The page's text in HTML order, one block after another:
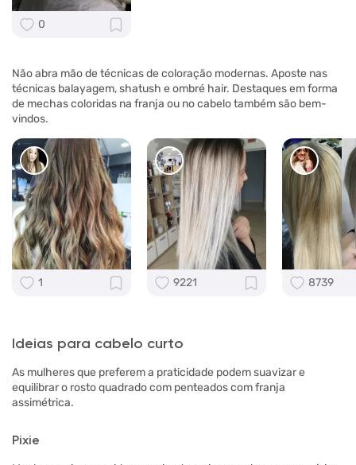
0
Não abra mão de técnicas de coloração modernas. Aposte nas
técnicas balayagem, shatush e ombré hair. Destaques em forma
de mechas coloridas na franja ou no cabelo também são bem-
vindos.
1 9221 8739
Ideias para cabelo curto
As mulheres que preferem a praticidade podem suavizar e
equilibrar o rosto quadrado com penteados com franja
assimétrica.
Pixie